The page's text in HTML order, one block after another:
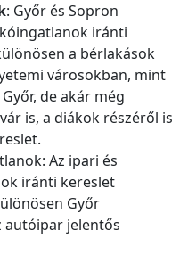
: Győr és Sopron
iránti
a bérlakások
városokban, mint
de akár még
is, a diákok részéről is
Az ipari és
iránti kereslet
Győr
autóipar jelentős